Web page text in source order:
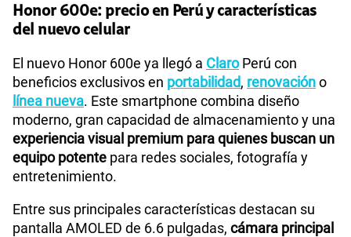
Paga solo
en alta velocidad
S/ 189.90
Paga solo
200GBen alta velocidad
Ver menos planes
Honor 600e: precio en Perú y características
del nuevo celular
El nuevo Honor 600e ya llegó a ClaroPerú con
beneficios exclusivos en portabilidad, renovacióno
línea nueva. Este smartphone combina diseño
moderno, gran capacidad de almacenamiento y una
experiencia visual premium para quienes buscan un
equipo potente para redes sociales, fotografía y
entretenimiento.
Entre sus principales características destacan su
pantalla AMOLED de 6.6 pulgadas, cámara principal